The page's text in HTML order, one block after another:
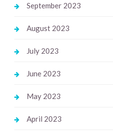
September 2023
August 2023
July 2023
June 2023
May 2023
April 2023